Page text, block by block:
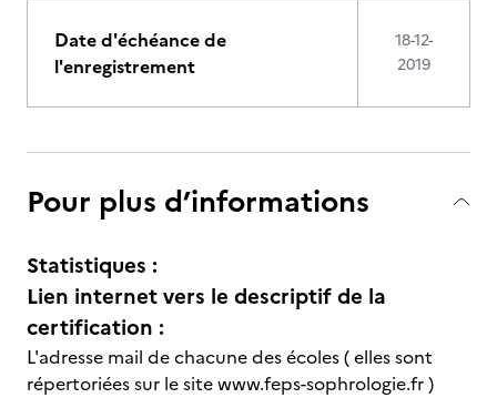
Date d'échéance de
l'enregistrement
18-12-
2019
Pour plus d’informations
Statistiques :
Lien internet vers le descriptif de la
certification :
L'adresse mail de chacune des écoles ( elles sont
répertoriées sur le site www.feps-sophrologie.fr )